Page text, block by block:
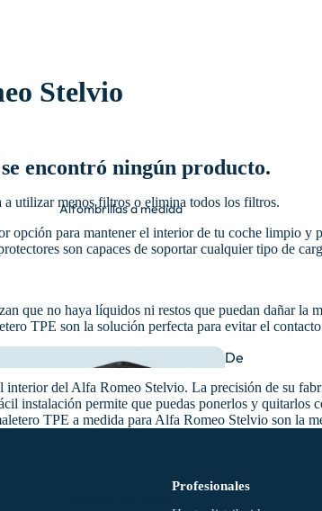
Alfombrillas a medida
De
goma
Stelvio
encontró ningún producto.
a utilizar menos filtros o elimina todos los filtros.
para mantener el interior de tu coche limpio y
son capaces de soportar cualquier tipo de
que no haya líquidos ni restos que puedan dañar la
TPE son la solución perfecta para evitar el
del Alfa Romeo Stelvio. La precisión de su
instalación permite que puedas ponerlos y
TPE a medida para Alfa Romeo Stelvio son la
Profesionales